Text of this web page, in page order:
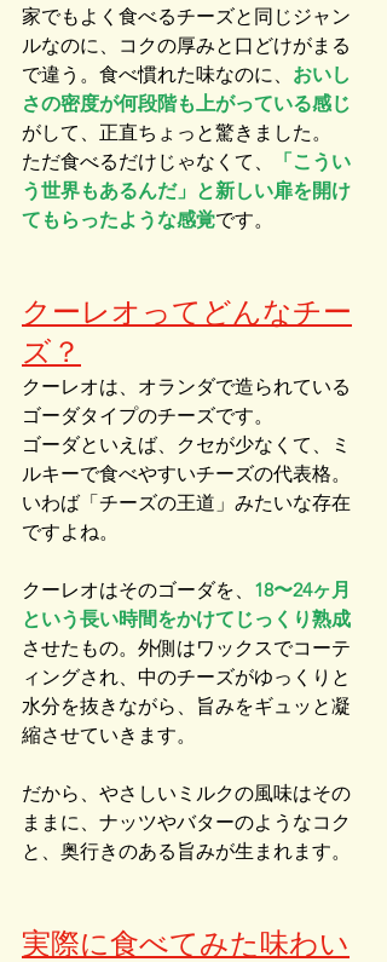
家でもよく食べるチーズと同じジャン
ルなのに、コクの厚みと口どけがまる
で違う。食べ慣れた味なのに、 おいし
さの密度が何段階も上がっている感じ
がして、正直ちょっと驚きました。
ただ食べるだけじゃなくて、
「こうい
う世界もあるんだ」と新しい扉を開け
てもらったような感覚です。
クーレオってどんなチー
ズ？
クーレオは、オランダで造られている
ゴーダタイプのチーズです。
ゴーダといえば、クセが少なくて、ミ
ルキーで食べやすいチーズの代表格。
いわば「チーズの王道」みたいな存在
ですよね。
クーレオはそのゴーダを、 18〜24ヶ月
という長い時間をかけてじっくり熟成
させたもの。外側はワックスでコーテ
ィングされ、中のチーズがゆっくりと
水分を抜きながら、旨みをギュッと凝
縮させていきます。
だから、やさしいミルクの風味はその
ままに、ナッツやバターのようなコク
と、奥行きのある旨みが生まれます。
実際に食べてみた味わい